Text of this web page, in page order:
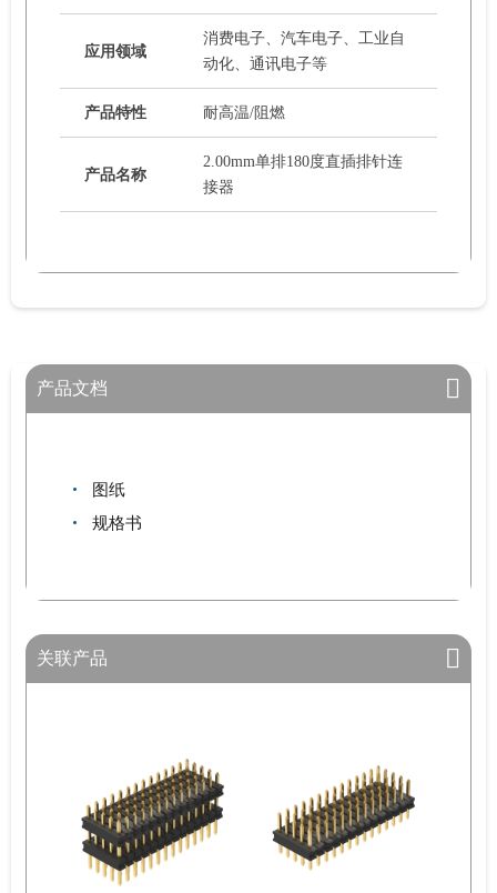
应用领域
消费电子、汽车电子、工业自
动化、通讯电子等
产品特性 耐高温/阻燃
产品名称
2.00mm单排180度直插排针连
接器
产品文档
图纸
规格书
关联产品